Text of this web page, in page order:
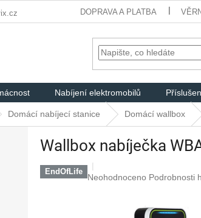
DOPRAVA A PLATBA
Nabíjení elektromobilů
Domácí nabíjecí stanice Domácí wallbox
Wallbox nabíječka
EndOfLife
Průměrné
Neohodnoceno Podrobnosti